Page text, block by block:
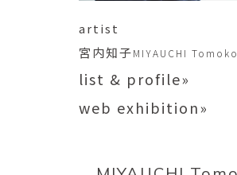
artist
宮内知子MIYAUCHI Tomoko
list & profile»
web exhibition»